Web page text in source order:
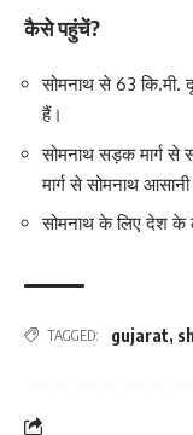
कैसे पहुंचें?
सोमनाथ से 63 कि.मी.
हैं।
सोमनाथ सड़क मार्ग से
मार्ग से सोमनाथ
सोमनाथ के लिए देश के
TAGGED: gujarat,